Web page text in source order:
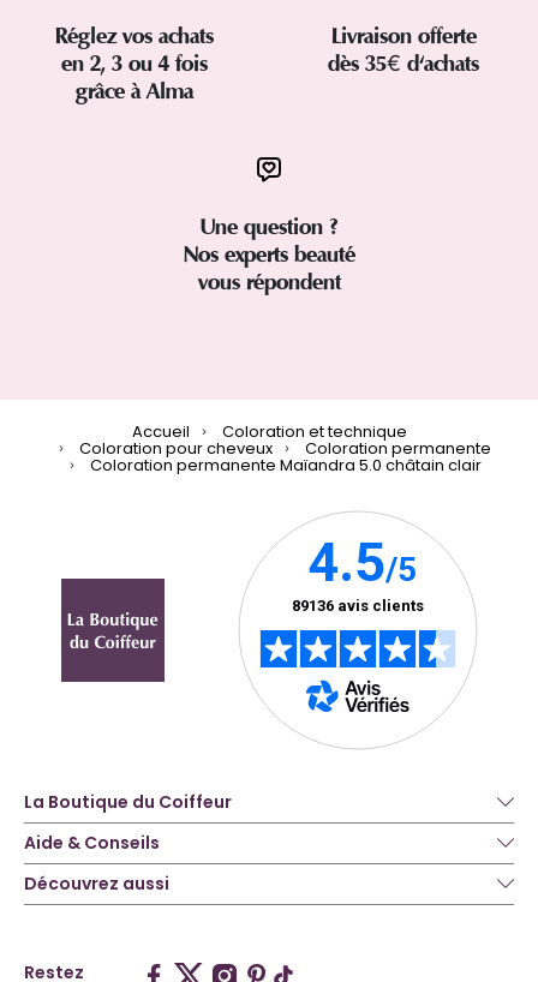
Réglez vos achats
en 2, 3 ou 4 fois
grâce à Alma
Livraison offerte
dès 35€ d'achats
Une question ?
Nos experts beauté
vous répondent
Accueil Coloration et technique
Coloration pour cheveux Coloration permanente
Coloration permanente Maïandra 5.0 châtain clair
La Boutique du Coiffeur
Aide & Conseils
Découvrez aussi
Restez